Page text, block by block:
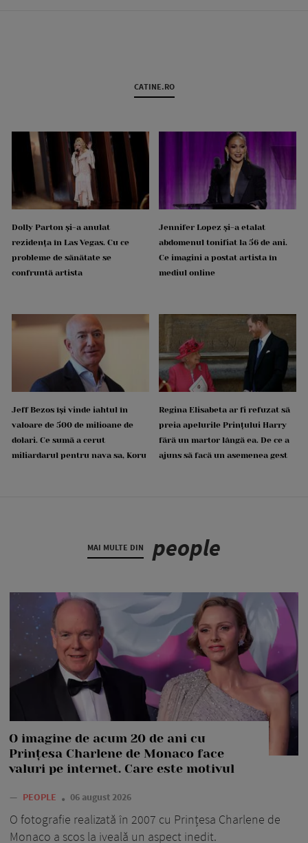
CATINE.RO
Dolly Parton și-a anulat
rezidența în Las Vegas. Cu ce
probleme de sănătate se
confruntă artista
Jennifer Lopez și-a etalat
abdomenul tonifiat la 56 de ani.
Ce imagini a postat artista în
mediul online
Jeff Bezos își vinde iahtul în
valoare de 500 de milioane de
dolari. Ce sumă a cerut
miliardarul pentru nava sa, Koru
Regina Elisabeta ar fi refuzat să
preia apelurile Prințului Harry
fără un martor lângă ea. De ce a
ajuns să facă un asemenea gest
MAI MULTE DIN people
O imagine de acum 20 de ani cu
Prințesa Charlene de Monaco face
valuri pe internet. Care este motivul
— PEOPLE 06 august 2026
O fotografie realizată în 2007 cu Prințesa Charlene de
Monaco a scos la iveală un aspect inedit.